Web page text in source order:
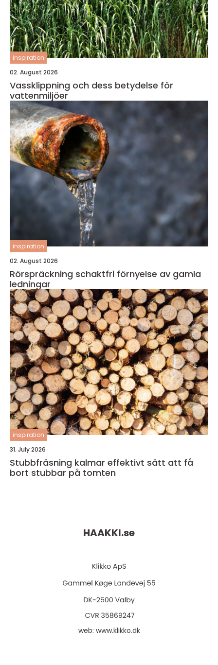
inspiration
02. August 2026
Vassklippning och dess betydelse för
vattenmiljöer
inspiration
02. August 2026
Rörspräckning schaktfri förnyelse av gamla
ledningar
inspiration
31. July 2026
Stubbfräsning kalmar effektivt sätt att få
bort stubbar på tomten
HAAKKI.se
web: www.klikko.dk